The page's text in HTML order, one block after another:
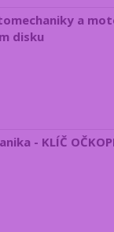
a
disku
- KLÍČ